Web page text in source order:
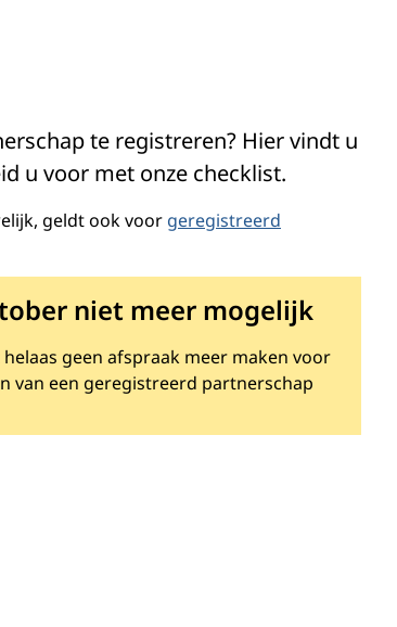
te registreren? Hier vindt u
u voor met onze checklist.
geldt ook voor geregistreerd
niet meer mogelijk
geen afspraak meer maken voor
van een geregistreerd partnerschap